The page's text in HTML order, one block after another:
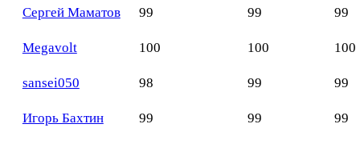
Сергей Маматов 99 99 99
Megavolt 100 100 100
sansei050 98 99 99
Игорь Бахтин 99 99 99